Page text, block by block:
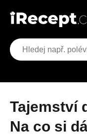
Tajemství dokonalého leča:
Na co si